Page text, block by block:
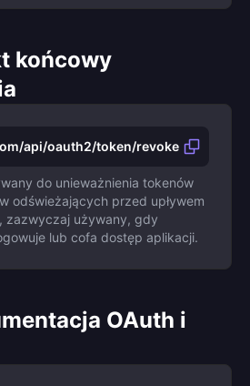
końcowy
api/oauth2/token/revoke
do unieważnienia tokenów
odświeżających przed upływem
zazwyczaj używany, gdy
lub cofa dostęp aplikacji.
OAuth i